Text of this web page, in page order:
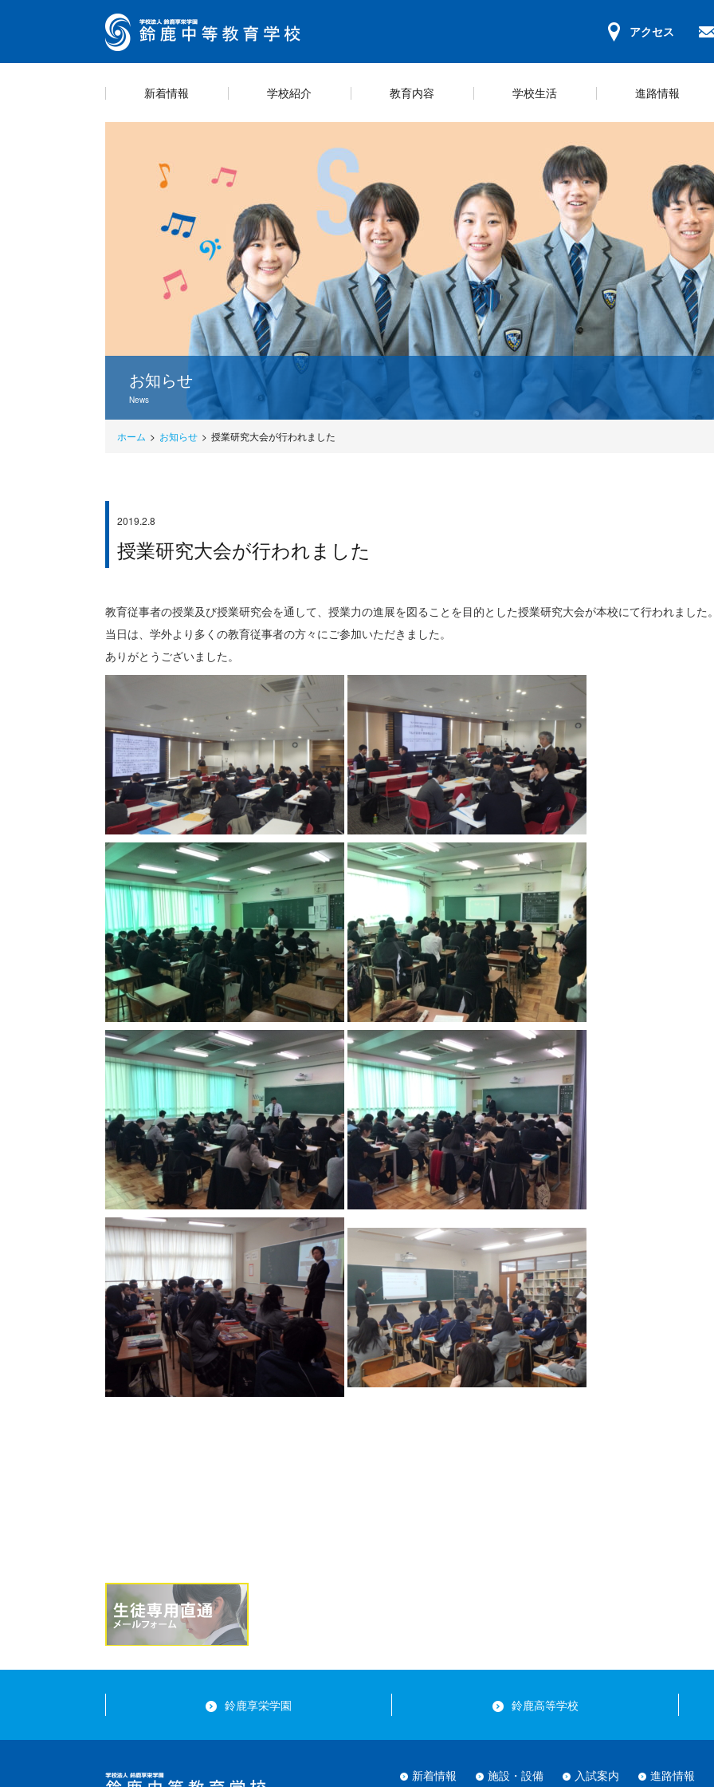
アクセス
新着情報 学校紹介
学校紹介
Introducing School
キャンパスマップ
学校長挨拶 保護者会 災害時の対応
教育内容
教育内容
Education
カリキュラム＆コース紹介
海外研修 体験型学習 探究活動
学校生活
学校生活
https://guide.ckip.jp/suzuka-h/ Life
スクールライフ
生徒の心得
進路情報
情報公開
information
学則
部活動ガイドライン 学校評価 財務報告
入試案内
Entrance examination
スケジュール
説明会のご案内 WEB出願等の手続き
お知らせ
News
ホーム お知らせ 授業研究大会が行われました
2019.2.8
授業研究大会が行われました
教育従事者の授業及び授業研究会を通して、授業力の進展を図ることを目的とした授業研究大会が本校にて行われました
当日は、学外より多くの教育従事者の方々にご参加いただきました。
ありがとうございました。
鈴鹿享栄学園 鈴鹿高等学校
新着情報 施設・設備 入試案内 進路情報